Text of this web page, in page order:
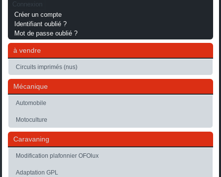
Connexion
Créer un compte
Identifiant oublié ?
Mot de passe oublié ?
à vendre
Circuits imprimés (nus)
Mécanique
Automobile
Motoculture
Caravaning
Modification plafonnier OFOlux
Adaptation GPL